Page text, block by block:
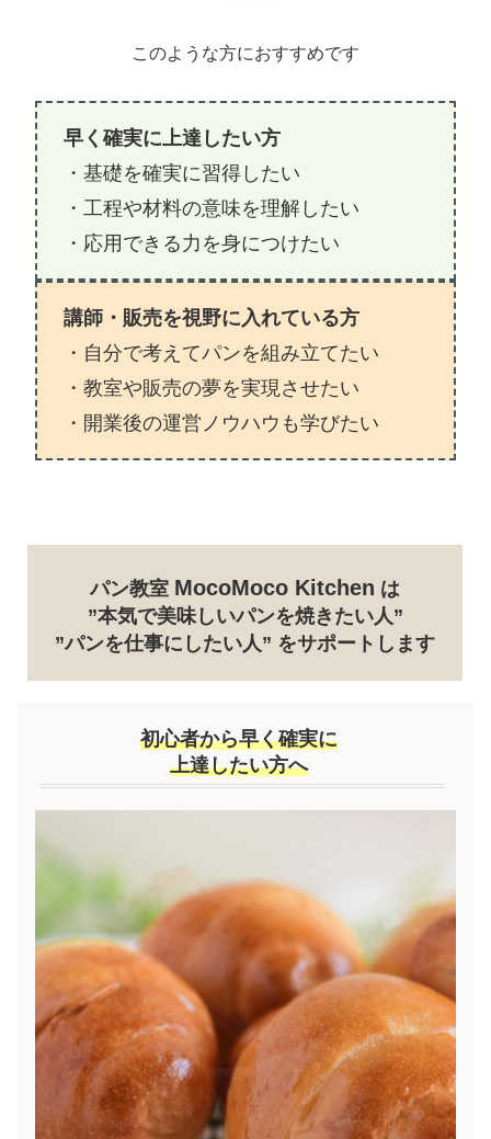
このような方におすすめです
早く確実に上達したい方
・基礎を確実に習得したい
・工程や材料の意味を理解したい
・応用できる力を身につけたい
講師・販売を視野に入れている方
・自分で考えてパンを組み立てたい
・教室や販売の夢を実現させたい
・開業後の運営ノウハウも学びたい
パン教室 MocoMoco Kitchen は
”本気で美味しいパンを焼きたい人”
”パンを仕事にしたい人” をサポートします
初心者から早く確実に
上達したい方へ